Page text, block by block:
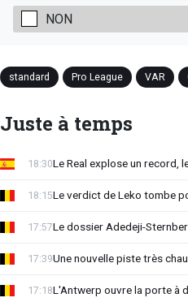
NON
standard Pro League VAR
Juste à temps
Le Real explose un record,
18:30
Le verdict de Leko tombe
18:15
Le dossier Adedeji-
17:57
Une nouvelle piste très
17:39
L'Antwerp ouvre la porte à
17:18